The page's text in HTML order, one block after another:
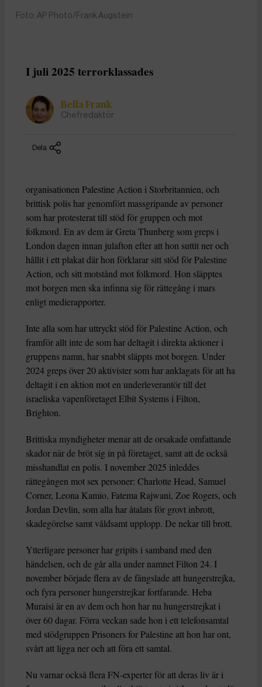
Foto: AP Photo/Frank Augstein
I juli 2025 terrorklassades
Bella Frank
Chefredaktör
Dela
organisationen Palestine Action i Storbritannien, och
brittisk polis har genomfört massgripande av personer
som har protesterat till stöd för gruppen och mot
folkmord. En av dem är Greta Thunberg som greps i
London dagen innan julafton efter att hon suttit ner och
hållit i ett plakat där hon förklarar sitt stöd för Palestine
Action, och sitt motstånd mot folkmord. Hon släpptes
mot borgen men ska infinna sig för rättegång i mars
enligt medierapporter.
Inte alla som har uttryckt stöd för Palestine Action, och
framför allt inte de som har deltagit i direkta aktioner i
gruppens namn, har snabbt släppts mot borgen. Under
2024 greps över 20 aktivister som har anklagats för att ha
deltagit i en aktion mot en underleverantör till det
israeliska vapenföretaget Elbit Systems i Filton,
Brighton.
Brittiska myndigheter menar att de orsakade omfattande
skador när de bröt sig in på företaget, samt att de också
misshandlat en polis. I november 2025 inleddes
rättegången mot sex personer: Charlotte Head, Samuel
Corner, Leona Kamio, Fatema Rajwani, Zoe Rogers, och
Jordan Devlin, som alla har åtalats för grovt inbrott,
skadegörelse samt våldsamt upplopp. De nekar till brott.
Ytterligare personer har gripits i samband med den
händelsen, och de går alla under namnet Filton 24. I
november började flera av de fängslade att hungerstrejka,
och fyra personer hungerstrejkar fortfarande. Heba
Muraisi är en av dem och hon har nu hungerstrejkat i
över 60 dagar. Förra veckan sade hon i ett telefonsamtal
med stödgruppen Prisoners for Palestine att hon har ont,
svårt att ligga ner och att föra ett samtal.
Nu varnar också flera FN-experter för att deras liv är i